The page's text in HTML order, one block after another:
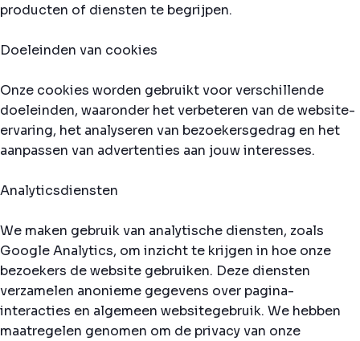
producten of diensten te begrijpen.
Doeleinden van cookies
Onze cookies worden gebruikt voor verschillende
doeleinden, waaronder het verbeteren van de website-
ervaring, het analyseren van bezoekersgedrag en het
aanpassen van advertenties aan jouw interesses.
Analyticsdiensten
We maken gebruik van analytische diensten, zoals
Google Analytics, om inzicht te krijgen in hoe onze
bezoekers de website gebruiken. Deze diensten
verzamelen anonieme gegevens over pagina-
interacties en algemeen websitegebruik. We hebben
maatregelen genomen om de privacy van onze